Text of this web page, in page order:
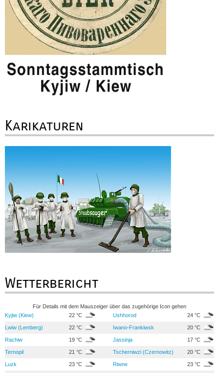
Karikaturen
Wetterbericht
Für Details mit dem Mauszeiger über das zugehörige Icon gehen
Kyjiw (Kiew)
22 °C Ushhorod 24 °C
Lwiw (Lemberg) 22 °C Iwano-Frankiwsk 20 °C
Rachiw 19 °C Jassinja 17 °C
Ternopil 21 °C Tscherniwzi (Czernowitz) 20 °C
Luzk 23 °C Riwne 23 °C